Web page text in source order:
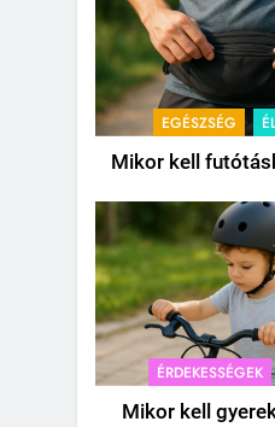
EGÉSZSÉG
Mikor kell
ÉRDEKESSÉGEK
Mikor kell